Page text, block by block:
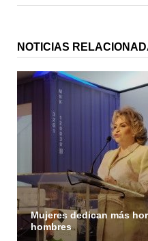
NOTICIAS
Mujeres dedican más
hombres